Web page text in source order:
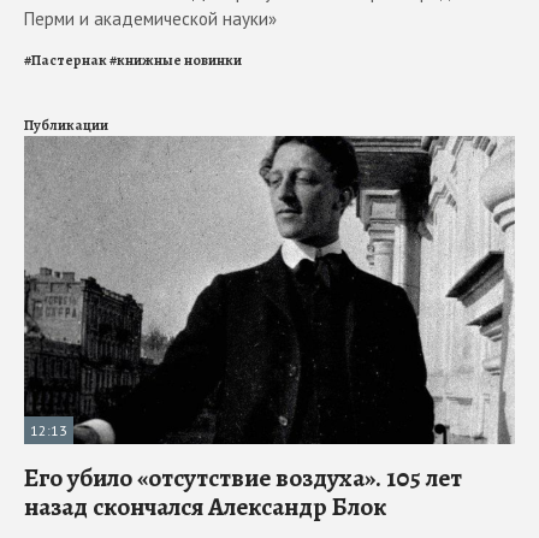
Перми и академической науки»
#Пастернак#книжные новинки
Публикации
12:13
Его убило «отсутствие воздуха». 105 лет
назад скончался Александр Блок